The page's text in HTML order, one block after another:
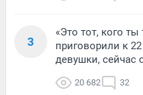
3
«Это тот, кого
приговорили к
девушки, сейчас
20 682 32